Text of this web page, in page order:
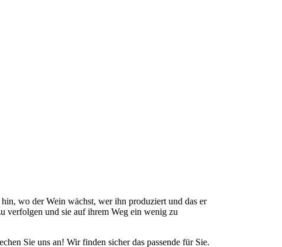
wo der Wein wächst, wer ihn produziert und das er
verfolgen und sie auf ihrem Weg ein wenig zu
Sie uns an! Wir finden sicher das passende für Sie.